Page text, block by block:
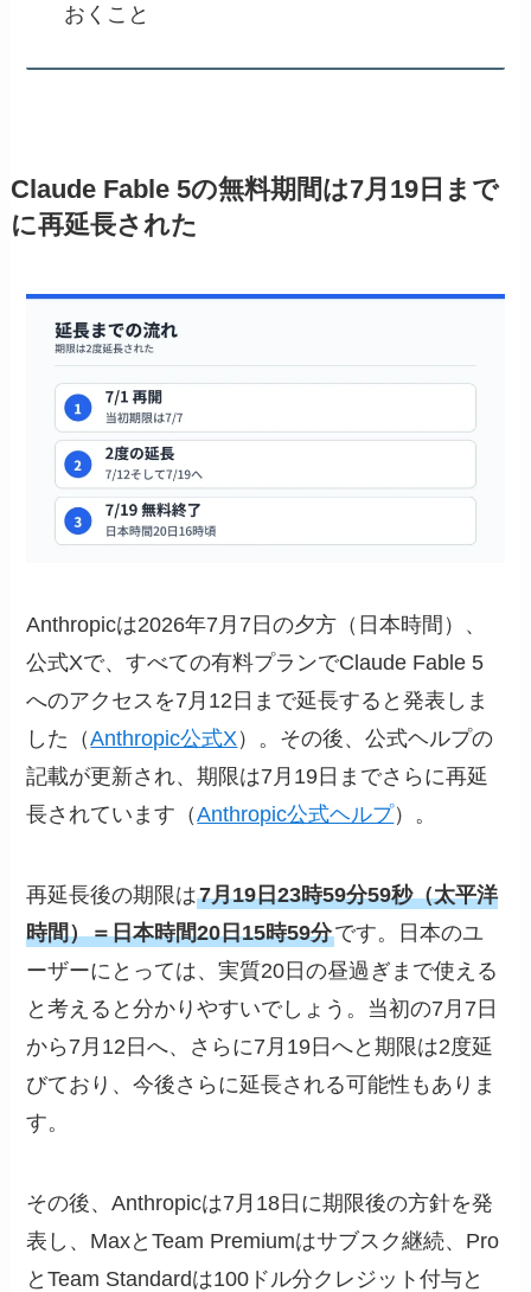
おくこと
Claude Fable 5の無料期間は7月19日まで
に再延長された
Anthropicは2026年7月7日の夕方（日本時間）、
公式Xで、すべての有料プランでClaude Fable 5
へのアクセスを7月12日まで延長すると発表しま
した（Anthropic公式X）。その後、公式ヘルプの
記載が更新され、期限は7月19日までさらに再延
長されています（Anthropic公式ヘルプ）。
再延長後の期限は7月19日23時59分59秒（太平洋
時間）＝日本時間20日15時59分です。日本のユ
ーザーにとっては、実質20日の昼過ぎまで使える
と考えると分かりやすいでしょう。当初の7月7日
から7月12日へ、さらに7月19日へと期限は2度延
びており、今後さらに延長される可能性もありま
す。
その後、Anthropicは7月18日に期限後の方針を発
表し、MaxとTeam Premiumはサブスク継続、Pro
とTeam Standardは100ドル分クレジット付与と